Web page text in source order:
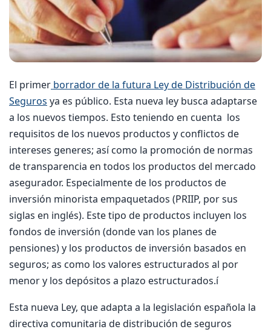
El primer borrador de la futura Ley de Distribución de
Seguros ya es público. Esta nueva ley busca adaptarse
a los nuevos tiempos. Esto teniendo en cuenta los
requisitos de los nuevos productos y conflictos de
intereses generes; así como la promoción de normas
de transparencia en todos los productos del mercado
asegurador. Especialmente de los productos de
inversión minorista empaquetados (PRIIP, por sus
siglas en inglés). Este tipo de productos incluyen los
fondos de inversión (donde van los planes de
pensiones) y los productos de inversión basados en
seguros; as como los valores estructurados al por
menor y los depósitos a plazo estructurados.í
Esta nueva Ley, que adapta a la legislación española la
directiva comunitaria de distribución de seguros